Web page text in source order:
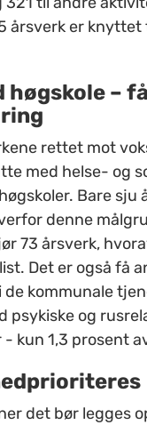
årsverk er
høgskole –
rettet mot
med helse- og
Bare sju
denne
73 årsverk,
Det er også få
kommunale
psykiske og
kun 1,3 prosent
det bør legges